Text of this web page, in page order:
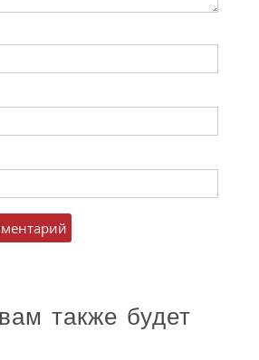
также будет